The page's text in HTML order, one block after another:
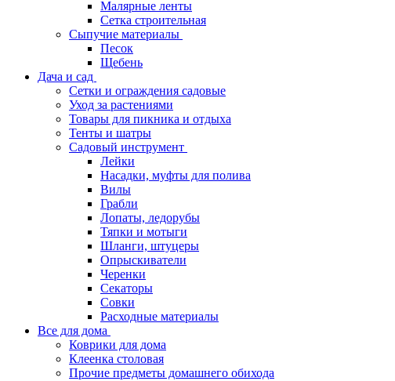
Малярные ленты
Сетка строительная
Сыпучие материалы
Песок
Щебень
Дача и сад
Сетки и ограждения садовые
Уход за растениями
Товары для пикника и отдыха
Тенты и шатры
Садовый инструмент
Лейки
Насадки, муфты для полива
Вилы
Грабли
Лопаты, ледорубы
Тяпки и мотыги
Шланги, штуцеры
Опрыскиватели
Черенки
Секаторы
Совки
Расходные материалы
Все для дома
Коврики для дома
Клеенка столовая
Прочие предметы домашнего обихода